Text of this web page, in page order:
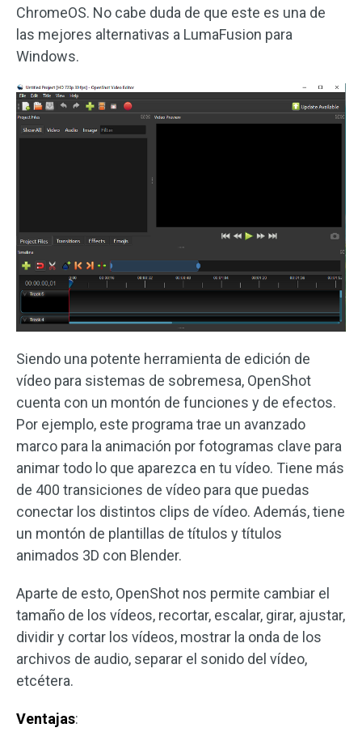
ChromeOS. No cabe duda de que este es una de
las mejores alternativas a LumaFusion para
Windows.
Siendo una potente herramienta de edición de
vídeo para sistemas de sobremesa, OpenShot
cuenta con un montón de funciones y de efectos.
Por ejemplo, este programa trae un avanzado
marco para la animación por fotogramas clave para
animar todo lo que aparezca en tu vídeo. Tiene más
de 400 transiciones de vídeo para que puedas
conectar los distintos clips de vídeo. Además, tiene
un montón de plantillas de títulos y títulos
animados 3D con Blender.
Aparte de esto, OpenShot nos permite cambiar el
tamaño de los vídeos, recortar, escalar, girar, ajustar,
dividir y cortar los vídeos, mostrar la onda de los
archivos de audio, separar el sonido del vídeo,
etcétera.
Ventajas: